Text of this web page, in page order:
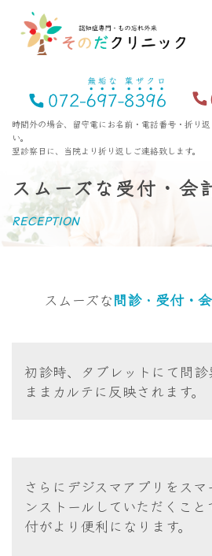
ツ
へ
キ
ッ
プ
時間外の場合、留守電にお名前・電話番号・折り
い。
翌診察日に、当院より折り返しご連絡致します。
スムーズな受付・会
RECEPTION
スムーズな問診・ 受付・
初診時、タブレットにて問
ままカルテに反映されます。
さらにデジスマアプリをス
ンストールしていただくこと
付がより便利になります。